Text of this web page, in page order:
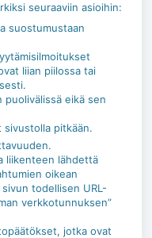
seuraaviin asioihin:
suostumustaan
liian piilossa tai
puolivälissä eikä sen
pitkään.
liikenteen lähdettä
oikean
todellisen URL-
verkkotunnuksen”
jotka ovat